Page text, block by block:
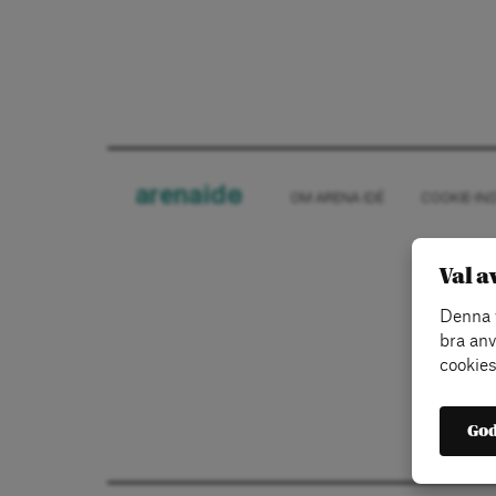
arenaide OM ARENA IDÉ COOKIE-
Val
Denna
bra